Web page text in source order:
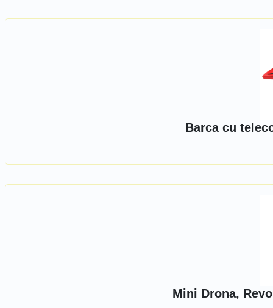
Barca cu
Mini Drona,